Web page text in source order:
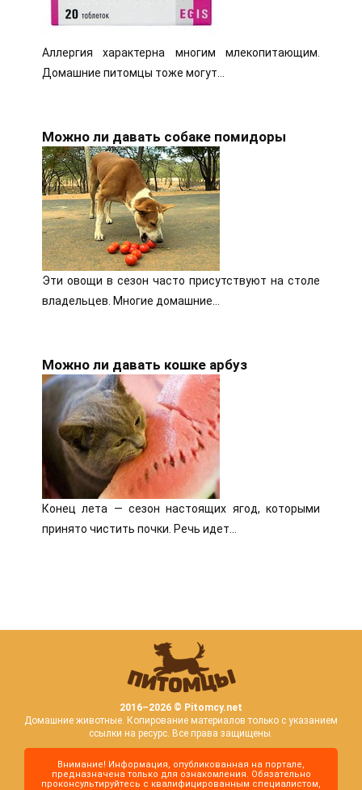
Аллергия характерна многим млекопитающим.
Домашние питомцы тоже могут…
Можно ли давать собаке помидоры
Эти овощи в сезон часто присутствуют на столе
владельцев. Многие домашние…
Можно ли давать кошке арбуз
Конец лета — сезон настоящих ягод, которыми
принято чистить почки. Речь идет…
2016–2026 © Pitomcy.net
Домашние животные. Копирование материалов только с указанием
ссылки на ресурс. Все права защищены.
Внимание! Информация, опубликованная на портале,
предназначена только для ознакомления. Обязательно
проконсультируйтесь с квалифицированным специалистом,